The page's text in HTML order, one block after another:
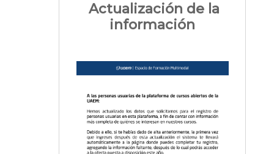
Actualización de la
información